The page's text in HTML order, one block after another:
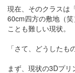
現在、そのクラスは
60cm四方の敷地（
ことも難しい現状。
「さて、どうしたも
まず、現状の3Dプ